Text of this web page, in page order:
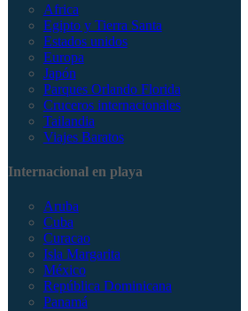
Africa
Egipto y Tierra Santa
Estados unidos
Europa
Japón
Parques Orlando Florida
Cruceros internacionales
Tailandia
Viajes Baratos
Internacional en playa
Aruba
Cuba
Curacao
Isla Margarita
México
República Dominicana
Panamá